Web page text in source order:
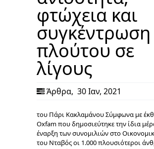
φτώχεια και
συγκέντρωση
πλούτου σε
λίγους
Άρθρα, 30 Ιαν, 2021
του Πάρι Κακλαμάνου Σύμφωνα με
Oxfam που δημοσιεύτηκε την ίδια
έναρξη των συνομιλιών στο
του Νταβός οι 1.000 πλουσιότεροι